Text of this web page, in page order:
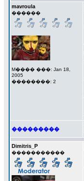
mavroula
������
M���� ���: Jan 18,
2005
��������: 2
���������
Dimitris_P
�����������